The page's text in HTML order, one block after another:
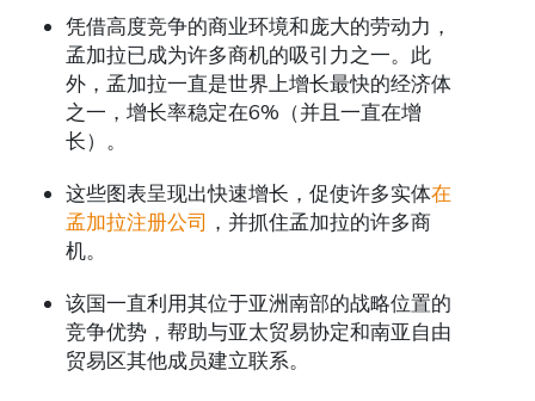
凭借高度竞争的商业环境和庞大的劳动力，
孟加拉已成为许多商机的吸引力之一。此
外，孟加拉一直是世界上增长最快的经济体
之一，增长率稳定在6%（并且一直在增
长）。
这些图表呈现出快速增长，促使许多实体在
孟加拉注册公司 ，并抓住孟加拉的许多商
机。
该国一直利用其位于亚洲南部的战略位置的
竞争优势，帮助与亚太贸易协定和南亚自由
贸易区其他成员建立联系。